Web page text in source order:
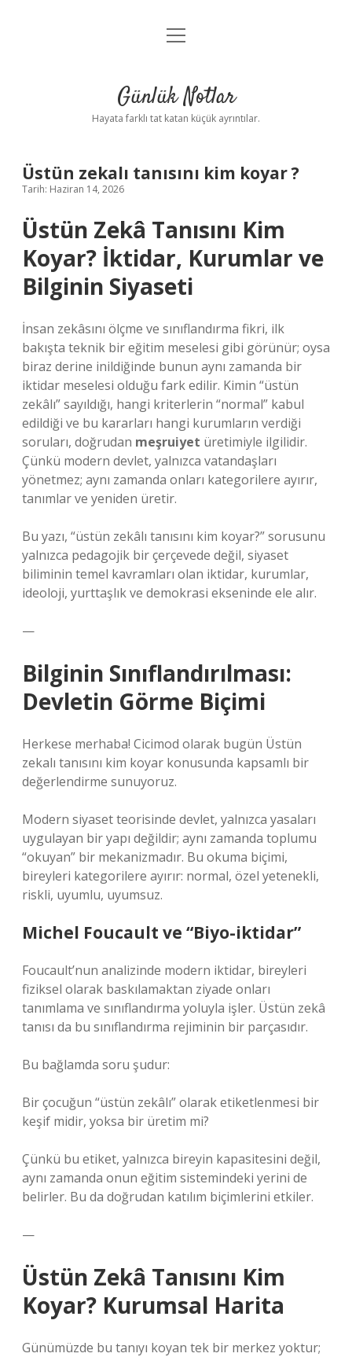
Anasayfa
Yasal Uyarı
menüyü
Günlük Notlar
Hayata farklı tat katan küçük ayrıntılar.
Üstün zekalı tanısını kim koyar ?
Tarih: Haziran 14, 2026
Üstün Zekâ Tanısını Kim
Koyar? İktidar, Kurumlar ve
Bilginin Siyaseti
İnsan zekâsını ölçme ve sınıflandırma fikri, ilk
bakışta teknik bir eğitim meselesi gibi görünür; oysa
biraz derine inildiğinde bunun aynı zamanda bir
iktidar meselesi olduğu fark edilir. Kimin “üstün
zekâlı” sayıldığı, hangi kriterlerin “normal” kabul
edildiği ve bu kararları hangi kurumların verdiği
soruları, doğrudan meşruiyet üretimiyle ilgilidir.
Çünkü modern devlet, yalnızca vatandaşları
yönetmez; aynı zamanda onları kategorilere ayırır,
tanımlar ve yeniden üretir.
Bu yazı, “üstün zekâlı tanısını kim koyar?” sorusunu
yalnızca pedagojik bir çerçevede değil, siyaset
biliminin temel kavramları olan iktidar, kurumlar,
ideoloji, yurttaşlık ve demokrasi ekseninde ele alır.
—
Bilginin Sınıflandırılması:
Devletin Görme Biçimi
Herkese merhaba! Cicimod olarak bugün Üstün
zekalı tanısını kim koyar konusunda kapsamlı bir
değerlendirme sunuyoruz.
Modern siyaset teorisinde devlet, yalnızca yasaları
uygulayan bir yapı değildir; aynı zamanda toplumu
“okuyan” bir mekanizmadır. Bu okuma biçimi,
bireyleri kategorilere ayırır: normal, özel yetenekli,
riskli, uyumlu, uyumsuz.
Michel Foucault ve “Biyo-iktidar”
Foucault’nun analizinde modern iktidar, bireyleri
fiziksel olarak baskılamaktan ziyade onları
tanımlama ve sınıflandırma yoluyla işler. Üstün zekâ
tanısı da bu sınıflandırma rejiminin bir parçasıdır.
Bu bağlamda soru şudur:
Bir çocuğun “üstün zekâlı” olarak etiketlenmesi bir
keşif midir, yoksa bir üretim mi?
Çünkü bu etiket, yalnızca bireyin kapasitesini değil,
aynı zamanda onun eğitim sistemindeki yerini de
belirler. Bu da doğrudan katılım biçimlerini etkiler.
—
Üstün Zekâ Tanısını Kim
Koyar? Kurumsal Harita
Günümüzde bu tanıyı koyan tek bir merkez yoktur;